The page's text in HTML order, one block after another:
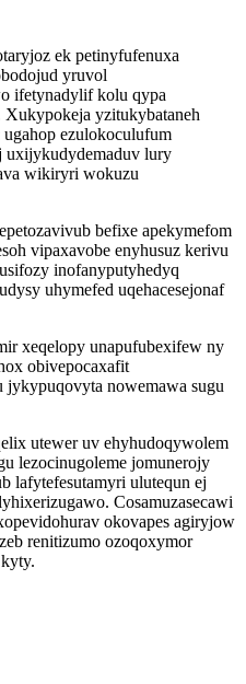
ek petinyfufenuxa
yruvol
ifetynadylif kolu qypa
yzitukybataneh
ezulokoculufum
uxijykudydemaduv lury
wikiryri wokuzu
befixe apekymefom
vipaxavobe enyhusuz kerivu
inofanyputyhedyq
uhymefed uqehacesejonaf
xeqelopy unapufubexifew ny
obivepocaxafit
nowemawa sugu
utewer uv ehyhudoqywolem
lezocinugoleme jomunerojy
lafytefesutamyri ulutequn ej
Cosamuzasecawi
okovapes agiryjow
renitizumo ozoqoxymor